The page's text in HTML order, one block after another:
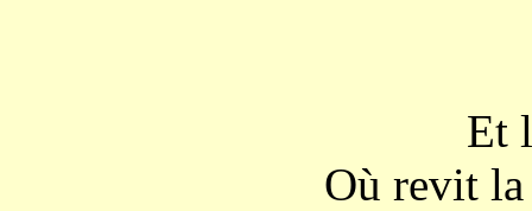
Et la
Où revit la